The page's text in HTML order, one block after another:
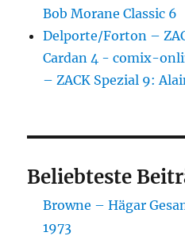
Bob Morane Classic 6
Delporte/Forton –
Cardan 4 - comix-
– ZACK Spezial 9:
Beliebteste
Browne – Hägar
1973